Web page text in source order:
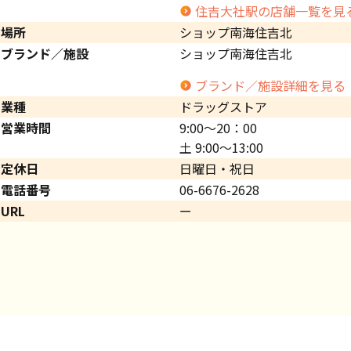
住吉大社駅の店舗一覧を見
場所
ショップ南海住吉北
ブランド／施設
ショップ南海住吉北
ブランド／施設詳細を見る
業種
ドラッグストア
営業時間
9:00～20：00
土 9:00～13:00
定休日
日曜日・祝日
電話番号
06-6676-2628
URL
ー